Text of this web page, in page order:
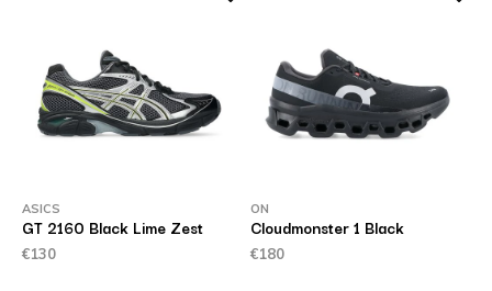
ASICS
GT 2160 Black Lime Zest
€130
ON
Cloudmonster 1 Black
€180